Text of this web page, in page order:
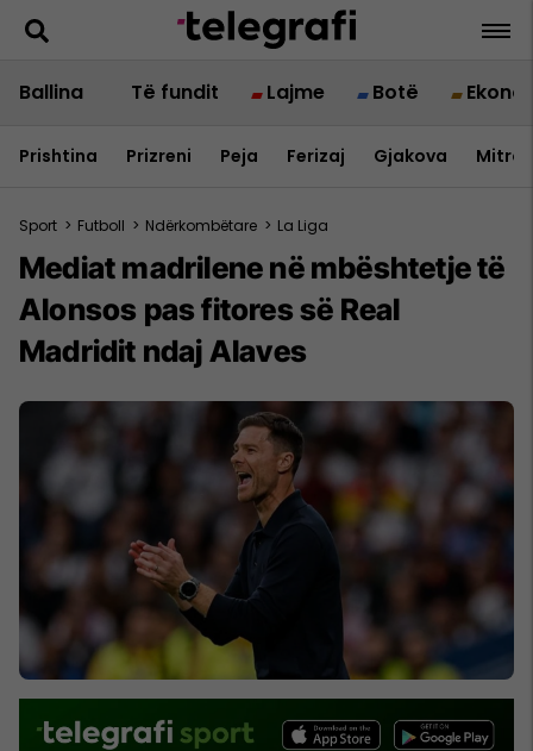
Ballina Të fundit Lajme Botë
Prishtina Prizreni Peja Ferizaj Gjakova
Sport > Futboll > Ndërkombëtare > La Liga
Mediat madrilene në mbështetje të
Alonsos pas fitores së Real
Madridit ndaj Alaves